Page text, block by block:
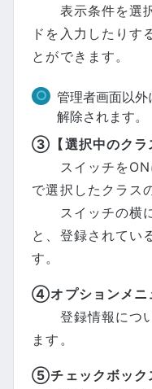
表示条件を選択
ドを入力したりす
とができます。
管理者画面以
解除されます。
③【選択中のクラ
スイッチをON
で選択したクラス
スイッチの横に
と、登録されてい
す。
④オプションメニ
登録情報につい
ます。
⑤チェックボック